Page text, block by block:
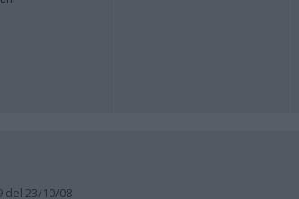
del 23/10/08